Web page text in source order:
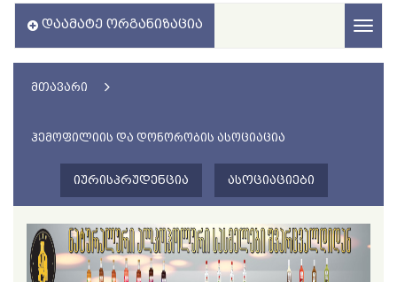
ᲓᲐᲐᲛᲐᲢᲔ ᲝᲠᲒᲐᲜᲘᲖᲐᲪᲘᲐ
ᲛᲗᲐᲕᲐᲠᲘ
ᲰᲔᲛᲝᲤᲘᲚᲘᲘᲡ ᲓᲐ ᲓᲝᲜᲝᲠᲝᲑᲘᲡ ᲐᲡᲝᲪᲘᲐᲪᲘᲐ
ᲘᲣᲠᲘᲡᲞᲠᲣᲓᲔᲜᲪᲘᲐ ᲐᲡᲝᲪᲘᲐᲪᲘᲔᲑᲘ